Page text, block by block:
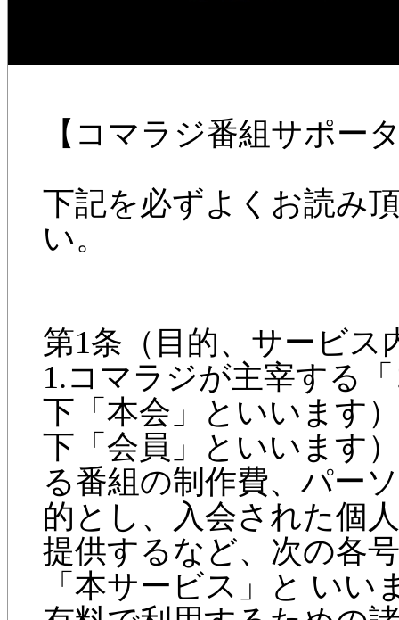
【コマラジ番組サポー
下記を必ずよくお読み
い。
第1条（目的、サービス
1.コマラジが主宰する
下「本会」といいます
下「会員」といいます
る番組の制作費、パー
的とし、入会された個
提供するなど、次の各
「本サービス」と い